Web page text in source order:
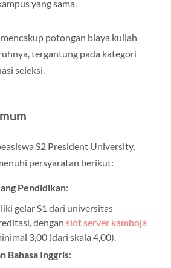
yang sama.
potongan biaya kuliah
tergantung pada kategori
seleksi.
S2 President University,
persyaratan berikut:
Pendidikan:
gelar S1 dari universitas
dengan slot server kamboja
3,00 (dari skala 4,00).
Bahasa Inggris: